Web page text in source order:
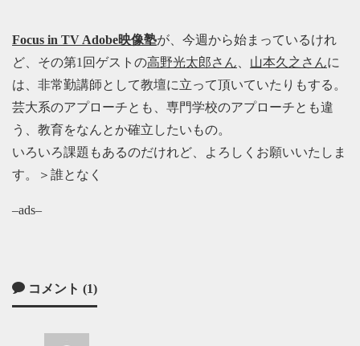
Focus in TV Adobe映像塾が、今週から始まっているけれ
ど、その第1回ゲストの高野光太郎さん 山本久之さんに
は、非常勤講師として教壇に立って頂いていたりもする。
芸大系のアプローチとも、専門学校のアプローチとも違
う、教育をなんとか確立したいもの。
いろいろ課題もあるのだけれど、よろしくお願いいたしま
す。＞誰となく
–ads–
コメント (1)